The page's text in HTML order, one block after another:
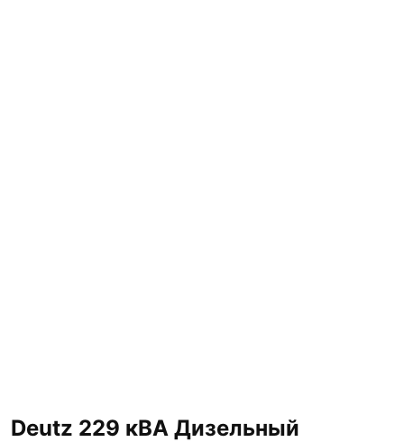
Deutz 229 кВА Дизельный